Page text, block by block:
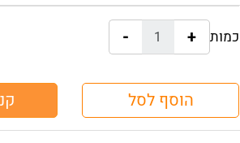
כמות: +
-
הוסף לסל